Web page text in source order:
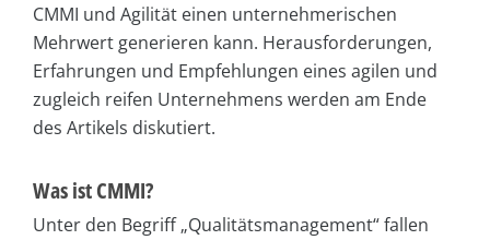
CMMI und Agilität einen unternehmerischen
Mehrwert generieren kann. Herausforderungen,
Erfahrungen und Empfehlungen eines agilen und
zugleich reifen Unternehmens werden am Ende
des Artikels diskutiert.
Was ist CMMI?
Unter den Begriff „Qualitätsmanagement“ fallen